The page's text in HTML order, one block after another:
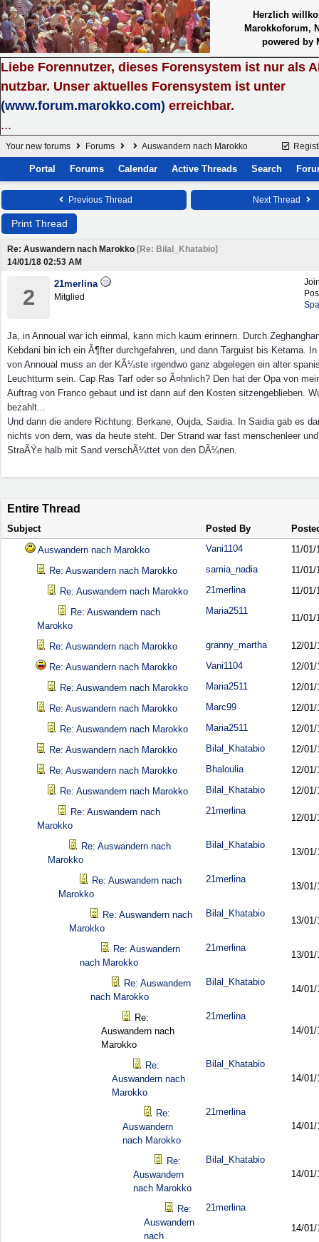
Herzlich
Marokkoforum,
powered by
Liebe Forennutzer, dieses Forensystem ist nur als
nutzbar. Unser aktuelles Forensystem ist unter
(www.forum.marokko.com) erreichbar.
...
Your new forums Forums Auswandern nach Marokko
Portal Forums Calendar Active Threads Search
Previous Thread Next Thread
Print Thread
Re: Auswandern nach Marokko [Re: Bilal_Khatabio]
14/01/18 02:53 AM
2
21merlina
Mitglied
Ja, in Annoual war ich einmal, kann mich kaum erinnern. Durch
Kebdani bin ich ein Ã¶fter durchgefahren, und dann Targuist bis Ketama. In
von Annoual muss an der KÃ¼ste irgendwo ganz abgelegen ein alter
Leuchtturm sein. Cap Ras Tarf oder so Ã¤hnlich? Den hat der Opa von
Auftrag von Franco gebaut und ist dann auf den Kosten sitzengeblieben.
bezahlt...
Und dann die andere Richtung: Berkane, Oujda, Saidia. In Saidia gab es
nichts von dem, was da heute steht. Der Strand war fast menschenleer
StraÃŸe halb mit Sand verschÃ¼ttet von den DÃ¼nen.
Entire Thread
Subject Posted By
Auswandern nach Marokko
Vani1104
11/01/
Re: Auswandern nach Marokko
samia_nadia
11/01/
Re: Auswandern nach Marokko
21merlina
11/01/
Re: Auswandern nach
Marokko
Maria2511
11/01/
Re: Auswandern nach Marokko granny_martha
12/01/
Re: Auswandern nach Marokko
Vani1104
12/01/
Re: Auswandern nach Marokko
Maria2511
12/01/
Re: Auswandern nach Marokko
Marc99
12/01/
Re: Auswandern nach Marokko
Maria2511
12/01/
Re: Auswandern nach Marokko
Bilal_Khatabio
12/01/
Re: Auswandern nach Marokko
Bhaloulia
12/01/
Re: Auswandern nach Marokko
Bilal_Khatabio
12/01/
Re: Auswandern nach
Marokko
21merlina
12/01/
Re: Auswandern nach
Marokko
Bilal_Khatabio
13/01/
Re: Auswandern nach
Marokko
21merlina
13/01/
Re: Auswandern nach
Marokko
Bilal_Khatabio
13/01/
Re: Auswandern
nach Marokko
21merlina
13/01/
Re: Auswandern
nach Marokko
Bilal_Khatabio
14/01/
Re:
Auswandern nach
Marokko
21merlina
14/01/
Re:
Auswandern nach
Marokko
Bilal_Khatabio
14/01/
Re:
Auswandern
nach Marokko
21merlina
14/01/
Re:
Auswandern
nach Marokko
Bilal_Khatabio
14/01/
Re:
Auswandern
nach
21merlina
14/01/